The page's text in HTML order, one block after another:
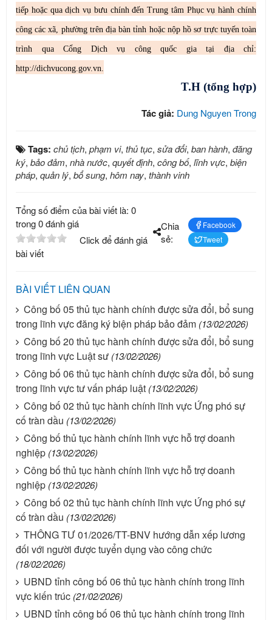
tiếp hoặc qua dịch vụ bưu chính đến Trung tâm Phục vụ hành chính
công các xã, phường trên địa bàn tỉnh hoặc nộp hồ sơ trực tuyến toàn
trình qua Cổng Dịch vụ công quốc gia tại địa chỉ:
http://dichvucong.gov.vn.
T.H (tổng hợp)
Tác giả: Dung Nguyen Trong
Tags: chủ tịch, phạm vi, thủ tục, sửa đổi, ban hành, đăng
ký, bảo đảm, nhà nước, quyết định, công bố, lĩnh vực, biện
pháp, quản lý, bổ sung, hôm nay, thành vinh
Tổng số điểm của bài viết là: 0
trong 0 đánh giá
Click để đánh giá
bài viết
Chia
sẻ:
Facebook
Tweet
BÀI VIẾT LIÊN QUAN
Công bố 05 thủ tục hành chính được sửa đổi, bổ sung
trong lĩnh vực đăng ký biện pháp bảo đảm (13/02/2026)
Công bố 20 thủ tục hành chính được sửa đổi, bổ sung
trong lĩnh vực Luật sư (13/02/2026)
Công bố 06 thủ tục hành chính được sửa đổi, bổ sung
trong lĩnh vực tư vấn pháp luật (13/02/2026)
Công bố 02 thủ tục hành chính lĩnh vực Ứng phó sự
cố tràn dầu (13/02/2026)
Công bố thủ tục hành chính lĩnh vực hỗ trợ doanh
nghiệp (13/02/2026)
Công bố thủ tục hành chính lĩnh vực hỗ trợ doanh
nghiệp (13/02/2026)
Công bố 02 thủ tục hành chính lĩnh vực Ứng phó sự
cố tràn dầu (13/02/2026)
THÔNG TƯ 01/2026/TT-BNV hướng dẫn xếp lương
đối với người được tuyển dụng vào công chức
(18/02/2026)
UBND tỉnh công bố 06 thủ tục hành chính trong lĩnh
vực kiến trúc (21/02/2026)
UBND tỉnh công bố 06 thủ tục hành chính trong lĩnh